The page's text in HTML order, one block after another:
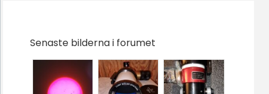
Senaste bilderna i forumet